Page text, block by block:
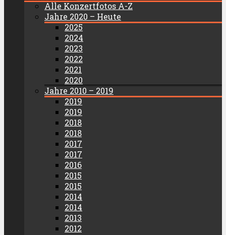
Alle Konzertfotos A-Z
Jahre 2020 – Heute
2025
2024
2023
2022
2021
2020
Jahre 2010 – 2019
2019
2019
2018
2018
2017
2017
2016
2015
2015
2014
2014
2013
2012